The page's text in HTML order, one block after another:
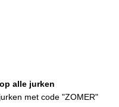
alle jurken
met code "ZOMER"